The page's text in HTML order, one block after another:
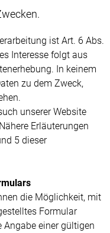
ist Art. 6 Abs.
Interesse folgt aus
In keinem
zu dem Zweck,
unserer Website
Erläuterungen
5 dieser
die Möglichkeit, mit
Formular
einer gültigen